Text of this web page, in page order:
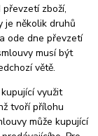
zboží,
je několik druhů
ode dne převzetí
musí být
větě.
využit
tvoří přílohu
může kupující